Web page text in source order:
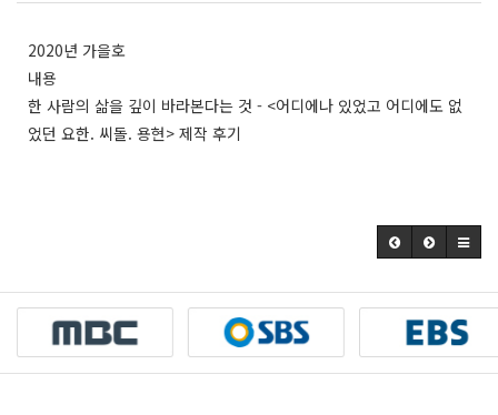
2020년 가을호
내용
한 사람의 삶을 깊이 바라본다는 것 - <어디에나 있었고 어디에도 없
었던 요한. 씨돌. 용현> 제작 후기